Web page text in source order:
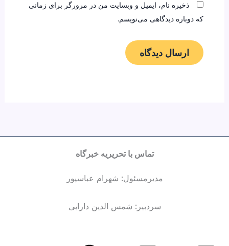
ذخیره نام، ایمیل و وبسایت من در مرورگر برای زمانی
که دوباره دیدگاهی می‌نویسم.
تماس با تحریریه خبرگاه
مدیرمسئول: شهرام عباسپور
سردبیر: شمس الدین دارابی